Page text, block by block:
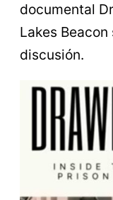
documental
Lakes
discusión.